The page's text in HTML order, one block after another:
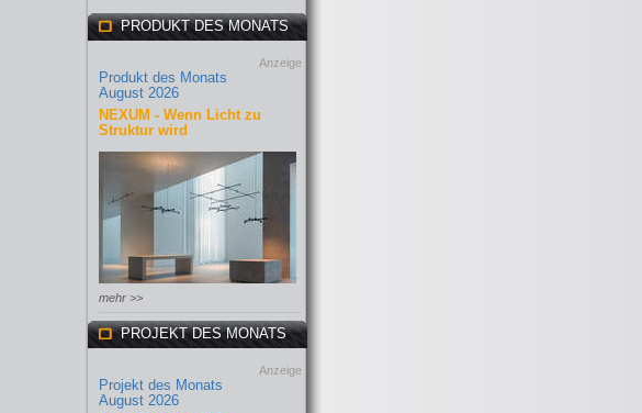
PRODUKT DES MONATS
Anzeige
Produkt des Monats
August 2026
NEXUM - Wenn Licht zu
Struktur wird
mehr >>
PROJEKT DES MONATS
Anzeige
Projekt des Monats
August 2026